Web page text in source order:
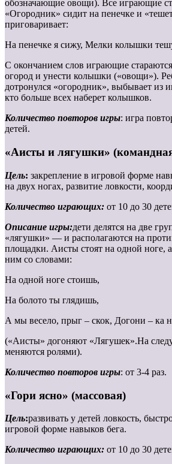
обозначающие овощи). Все играющие
«Огородник» сидит на пенечке и
приговаривает:
На пенечке я сижу, Мелки колышки
С окончанием слов играющие
огород и унести колышки («овощи»).
дотронулся «огородник», выбывает из
кто больше всех наберет колышков.
Количество повторов игры: игра
детей.
«Аисты и лягушки»
Цель: закрепление в игровой форме
на двух ногах, развитие ловкости,
Количество играющих: от 10 до 30
Описание игры:дети делятся на две
«лягушки» — и располагаются на
площадки. Аисты стоят на одной ноге,
ним со словами:
На одной ноге стоишь,
На болото ты глядишь,
А мы весело, прыг – скок, Догони – ка
(«Аисты» догоняют «Лягушек».На
меняются ролями).
Количество повторов игры: от 3-4 раз.
«Гори ясно» (массовая)
Цель:развивать у детей ловкость,
игровой форме навыков бега.
Количество играющих: от 10 до 30